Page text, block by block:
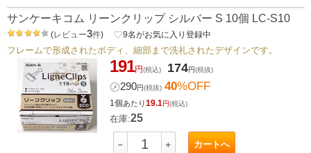
サンケーキコム リーンクリップ シルバー S 10個 LC-S10
(レビュー3件) favorite_border9名がお気に入り登録中
フレームで形成されたボディ、細部まで洗礼されたデザインです。
191円(税込) 174円(税抜)
㋱290円(税抜) 40%OFF
1個あたり19.1円(税込)
在庫:25
－ ＋ カートへ